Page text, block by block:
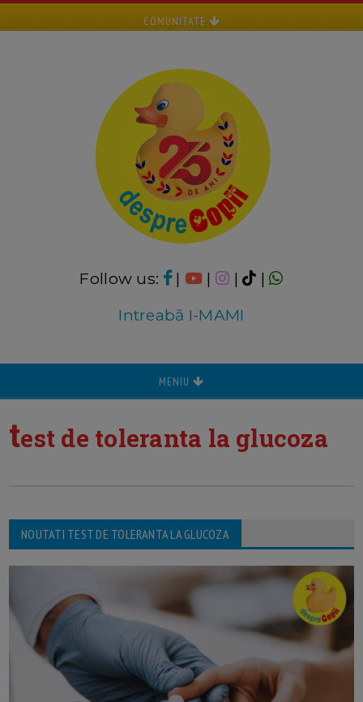
COMUNITATE
Follow us: | | |
|
Intreabă I-MAMI
MENIU
test de toleranta la glucoza
NOUTATI TEST DE TOLERANTA LA GLUCOZA